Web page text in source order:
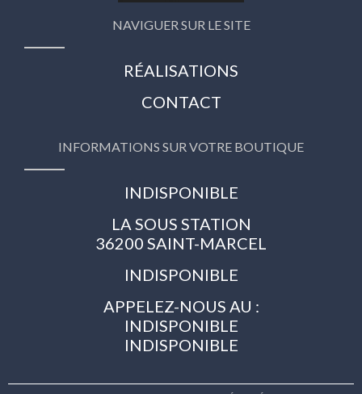
NAVIGUER SUR LE SITE
RÉALISATIONS
CONTACT
INFORMATIONS SUR VOTRE BOUTIQUE
INDISPONIBLE
LA SOUS STATION
36200 SAINT-MARCEL
INDISPONIBLE
APPELEZ-NOUS AU :
INDISPONIBLE
INDISPONIBLE